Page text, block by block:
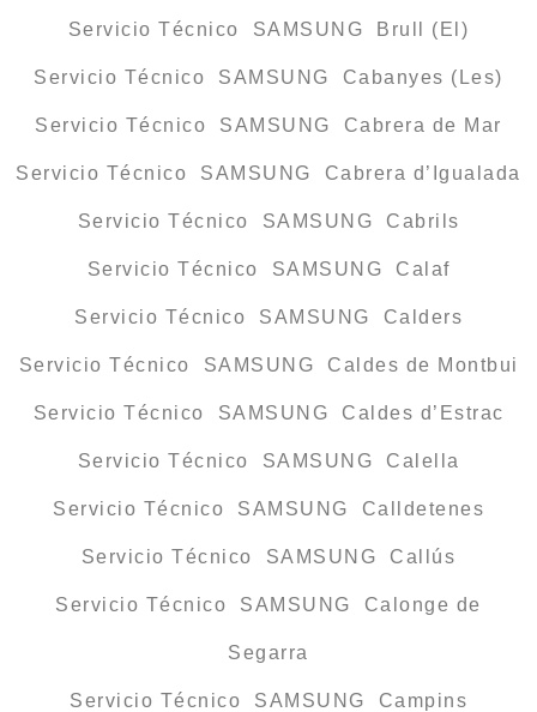
Servicio Técnico SAMSUNG Brull (El)
Servicio Técnico SAMSUNG Cabanyes (Les)
Servicio Técnico SAMSUNG Cabrera de Mar
Servicio Técnico SAMSUNG Cabrera d’Igualada
Servicio Técnico SAMSUNG Cabrils
Servicio Técnico SAMSUNG Calaf
Servicio Técnico SAMSUNG Calders
Servicio Técnico SAMSUNG Caldes de Montbui
Servicio Técnico SAMSUNG Caldes d’Estrac
Servicio Técnico SAMSUNG Calella
Servicio Técnico SAMSUNG Calldetenes
Servicio Técnico SAMSUNG Callús
Servicio Técnico SAMSUNG Calonge de
Segarra
Servicio Técnico SAMSUNG Campins